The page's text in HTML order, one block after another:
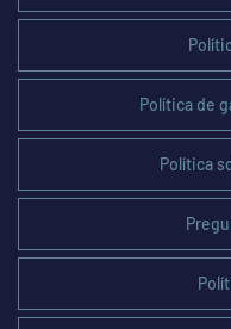
Política de
Política